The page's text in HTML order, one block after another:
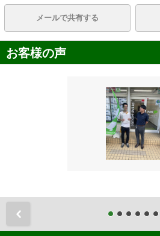
メールで共有する
お客様の声